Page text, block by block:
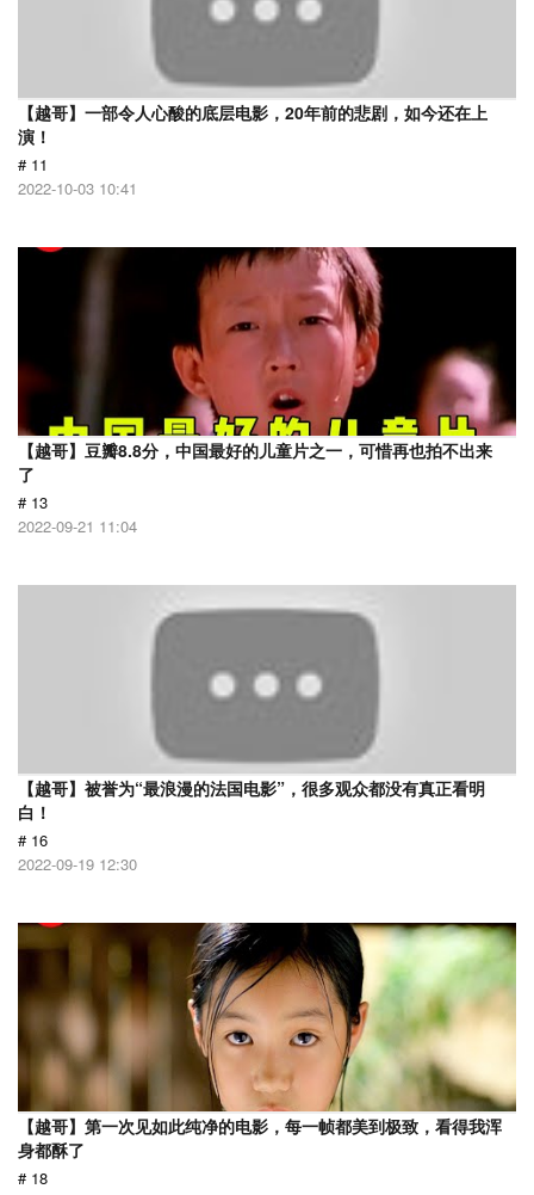
【越哥】一部令人心酸的底层电影，20年前的悲剧，如今还在上
演！
# 11
2022-10-03 10:41
【越哥】豆瓣8.8分，中国最好的儿童片之一，可惜再也拍不出来
了
# 13
2022-09-21 11:04
【越哥】被誉为“最浪漫的法国电影”，很多观众都没有真正看明
白！
# 16
2022-09-19 12:30
【越哥】第一次见如此纯净的电影，每一帧都美到极致，看得我浑
身都酥了
# 18